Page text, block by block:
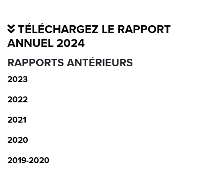
TÉLÉCHARGEZ LE RAPPORT
ANNUEL 2024
RAPPORTS ANTÉRIEURS
2023
2022
2021
2020
2019-2020